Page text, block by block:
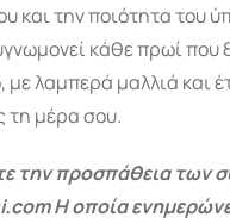
και την ποιότητα του
κάθε πρωί που
λαμπερά μαλλιά και
τη μέρα σου.
την προσπάθεια των
Η οποία